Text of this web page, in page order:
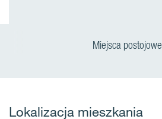
Miejsca postojowe
Lokalizacja mieszkania